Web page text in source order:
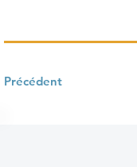
Précédent